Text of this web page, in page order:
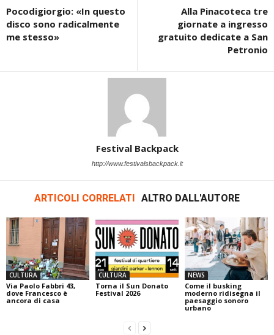
Pocodigiorgio: «In questo
disco sono radicalmente
me stesso»
Alla Pinacoteca tre
giornate a ingresso
gratuito dedicate a San
Petronio
Festival Backpack
http://www.festivalsbackpack.it
ARTICOLI CORRELATI ALTRO DALL'AUTORE
CULTURA
Via Paolo Fabbri 43,
dove Francesco è
ancora di casa
CULTURA
Torna il Sun Donato
Festival 2026
NEWS
Come il busking
moderno ridisegna il
paesaggio sonoro
urbano